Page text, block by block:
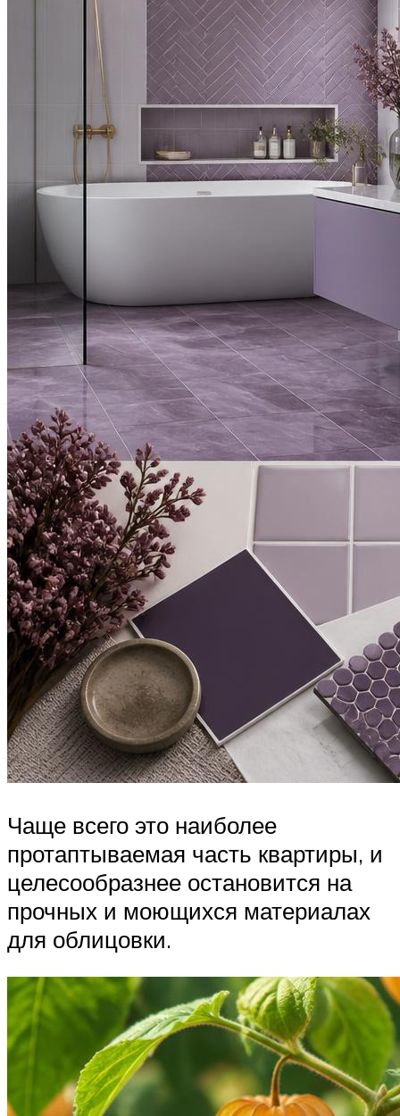
Чаще всего это наиболее
протаптываемая часть квартиры, и
целесообразнее остановится на
прочных и моющихся материалах
для облицовки.